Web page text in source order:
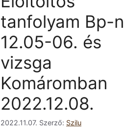
tanfolyam Bp-n
12.05-06. és
vizsga
Komáromban
2022.12.08.
2022.11.07. Szerző: Szilu